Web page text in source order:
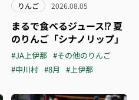
りんご 2026.08.05
まるで食べるジュース⁉︎ 夏
のりんご「シナノリップ」
#JA上伊那 #その他のりんご
#中川村 #8月 #上伊那